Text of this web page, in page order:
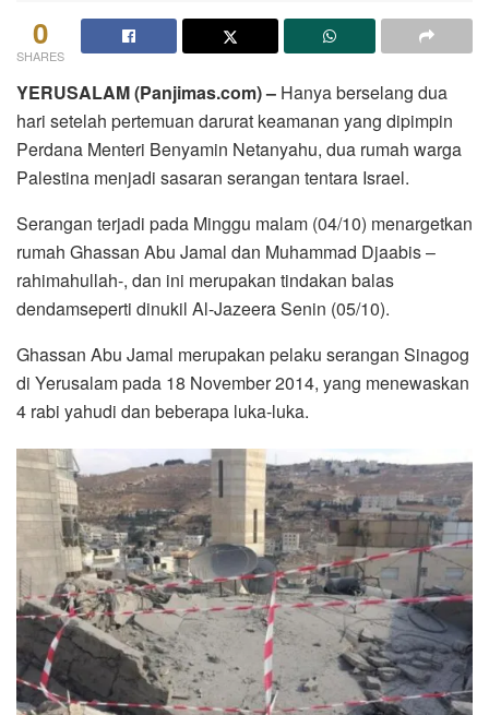
0
SHARES
YERUSALAM (Panjimas.com) – Hanya berselang dua
hari setelah pertemuan darurat keamanan yang dipimpin
Perdana Menteri Benyamin Netanyahu, dua rumah warga
Palestina menjadi sasaran serangan tentara Israel.
Serangan terjadi pada Minggu malam (04/10) menargetkan
rumah Ghassan Abu Jamal dan Muhammad Djaabis –
rahimahullah-, dan ini merupakan tindakan balas
dendamseperti dinukil Al-Jazeera Senin (05/10).
Ghassan Abu Jamal merupakan pelaku serangan Sinagog
di Yerusalam pada 18 November 2014, yang menewaskan
4 rabi yahudi dan beberapa luka-luka.